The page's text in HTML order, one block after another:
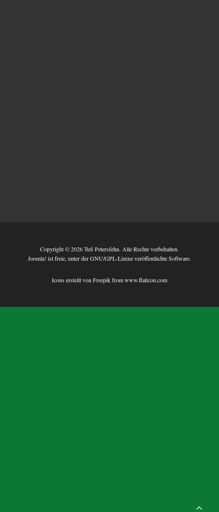
Copyright © 2026 TuS Petersfehn. Alle Rechte vorbehalten.
Joomla! ist freie, unter derGNU/GPL-Lizenzveröffentlichte Software.
Icons erstellt von Freepikfromwww.flaticon.com